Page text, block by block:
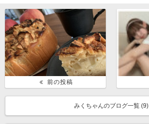
前の投稿
みくちゃんのブログ一覧 (9)